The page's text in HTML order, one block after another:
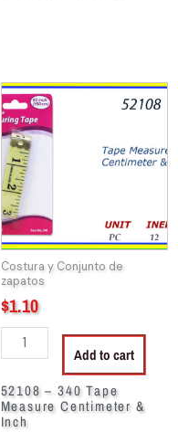
Costura y Conjunto de
zapatos
$1.10
52108
-
340
Tape
Measure
Centimeter
&
Inch
quantity
Add to cart
52108 – 340 Tape
Measure Centimeter &
Inch